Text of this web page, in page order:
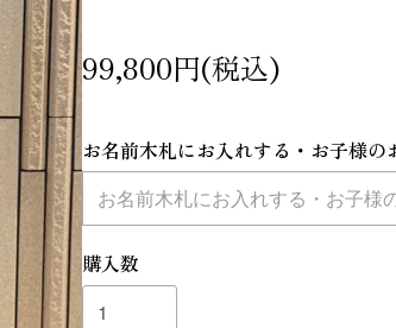
99,800円(税込)
お名前木札にお入れする・お子様
購入数